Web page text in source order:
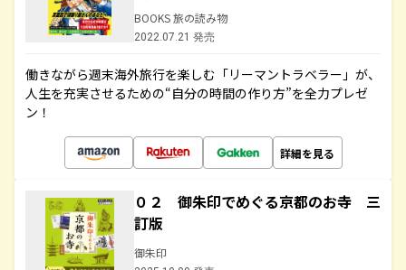
BOOKS 旅の読み物
2022.07.21 発売
働きながら週末海外旅行を楽しむ「リーマントラベラー」が、
人生を充実させるための“自分の時間の作り方”を全力プレゼ
ン！
詳細を見る
０２ 御朱印でめぐる京都のお寺 三
訂版
御朱印